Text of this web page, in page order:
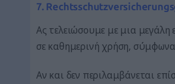
7.
Ας τελειώσουμε με μια μεγάλη
σε καθημερινή χρήση, σύμφωνα
Αν και δεν περιλαμβάνεται